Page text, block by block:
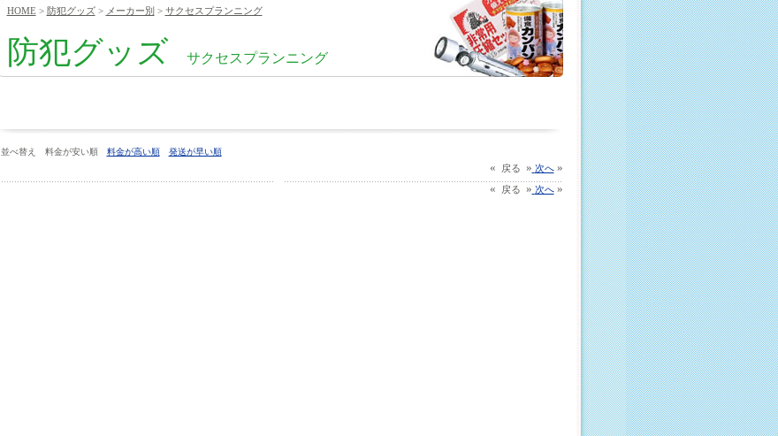
HOME > 防犯グッズ> メーカー別 > サクセスプランニング
防犯グッズ サクセスプランニング
並べ替え 料金が安い順 料金が高い順 発送が早い順
« 戻る » 次へ»
«
戻る » 次へ»